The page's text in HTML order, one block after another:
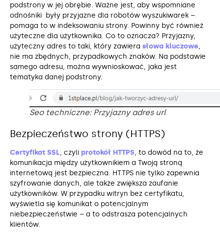
podstrony w jej obrębie. Ważne jest, aby wspomniane
odnośniki były przyjazne dla robotów wyszukiwarek –
pomaga to w indeksowaniu strony. Powinny być również
użyteczne dla użytkownika. Co to oznacza? Przyjazny,
użyteczny adres to taki, który zawiera słowa kluczowe,
nie ma zbędnych, przypadkowych znaków. Na podstawie
samego adresu, można wywnioskować, jaka jest
tematyka danej podstrony.
Seo techniczne: Przyjazny adres url
Bezpieczeństwo strony (HTTPS)
Certyfikat SSL, czyli protokół HTTPS, to dowód na to, że
komunikacja między użytkownikiem a Twoją stroną
internetową jest bezpieczna. HTTPS nie tylko zapewnia
szyfrowanie danych, ale także zwiększa zaufanie
użytkowników. W przypadku witryn bez certyfikatu,
wyświetla się komunikat o potencjalnym
niebezpieczeństwie – a to odstrasza potencjalnych
klientów.